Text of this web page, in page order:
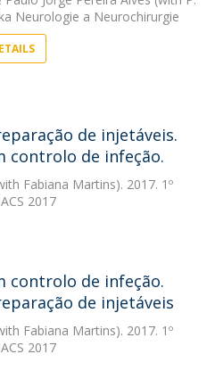
Neurologie a Neurochirurgie
de injetáveis.
controlo de infeção.
Fabiana Martins). 2017. 1º
2017
controlo de infeção.
de injetáveis
Fabiana Martins). 2017. 1º
2017